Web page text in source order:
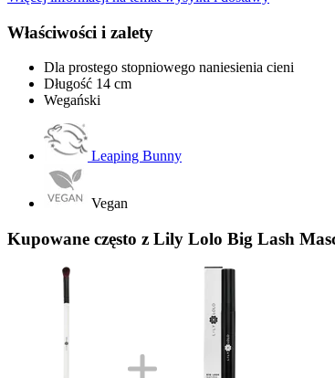
Właściwości i zalety
Dla prostego stopniowego naniesienia cieni
Długość 14 cm
Wegański
Leaping Bunny
Vegan
Kupowane często z Lily Lolo Big Lash